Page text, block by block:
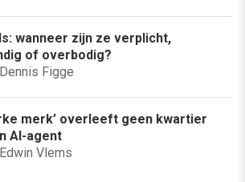
wanneer zijn ze verplicht,
of overbodig?
Dennis Figge
merk’ overleeft geen kwartier
AI-agent
Edwin Vlems